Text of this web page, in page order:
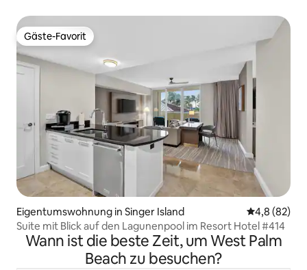
Gäste-Favorit
Gäste-Favorit
Eigentumswohnung in Singer Island
4,8 (82)
Suite mit Blick auf den Lagunenpool im Resort Hotel #414
Wann ist die beste Zeit, um West Palm
Beach zu besuchen?